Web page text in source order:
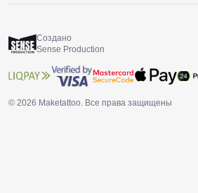
Создано
Sense Production
© 2026 Maketattoo. Все права защищены